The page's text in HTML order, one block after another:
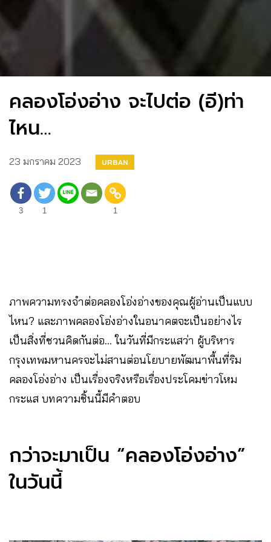
คลองโอ่งอ่าง จะไปต่อ (อี)ท่า
ไหน…
23 มกราคม 2023 URBAN
3 1 1
ภาพความทรงจำต่อคลองโอ่งอ่างของคุณผู้อ่านเป็นแบบ
ไหน? และภาพคลองโอ่งอ่างในอนาคตจะเป็นอย่างไร
เป็นสิ่งที่ชวนคิดกันต่อ… ในวันที่มีกระแสว่า ผู้บริหาร
กรุงเทพมหานครจะไม่สานต่อนโยบายพัฒนาพื้นที่ริม
คลองโอ่งอ่าง เป็นเรื่องจริงหรือเรื่องประโคมข่าวโหม
กระแส บทความชิ้นนี้มีคำตอบ
กว่าจะมาเป็น “คลองโอ่งอ่าง”
ในวันนี้